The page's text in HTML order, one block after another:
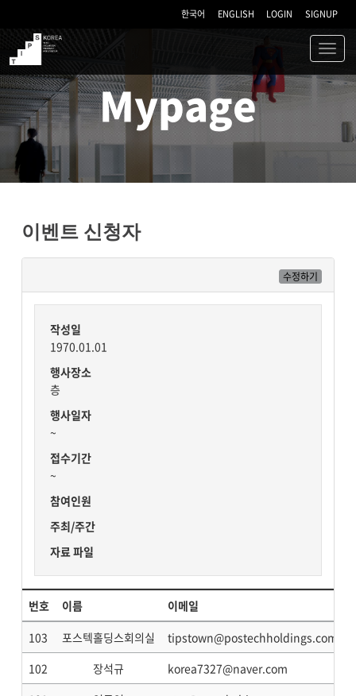
한국어 ENGLISH LOGIN SIGNUP
TIPS
Mypage
이벤트 신청자
수정하기
작성일
1970.01.01
행사장소
층
행사일자
~
접수기간
~
참여인원
주최/주간
자료 파일
번호 이름 이메일
103
포스텍홀딩스회의실 tipstown@postechholdings.com
102
장석규 korea7327@naver.com